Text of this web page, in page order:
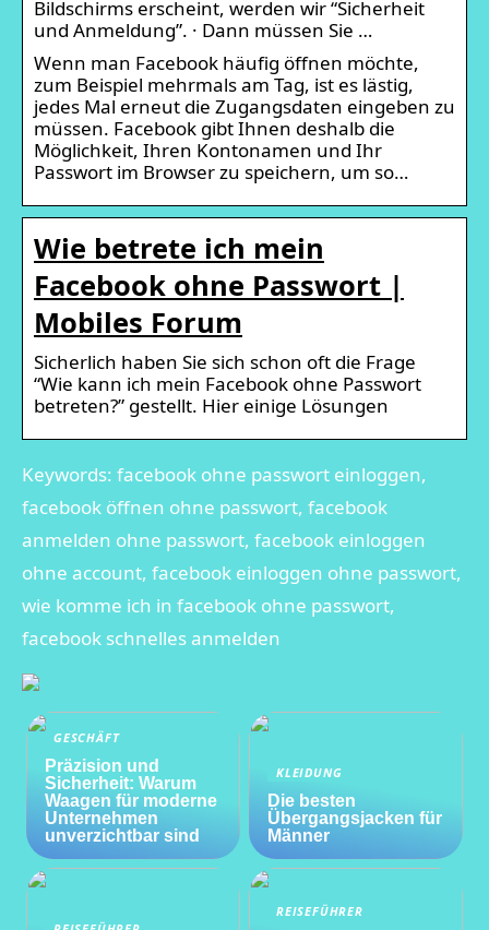
Bildschirms erscheint, werden wir “Sicherheit
und Anmeldung”. · Dann müssen Sie …
Wenn man Facebook häufig öffnen möchte,
zum Beispiel mehrmals am Tag, ist es lästig,
jedes Mal erneut die Zugangsdaten eingeben zu
müssen. Facebook gibt Ihnen deshalb die
Möglichkeit, Ihren Kontonamen und Ihr
Passwort im Browser zu speichern, um so…
Wie betrete ich mein
Facebook ohne Passwort |
Mobiles Forum
Sicherlich haben Sie sich schon oft die Frage
“Wie kann ich mein Facebook ohne Passwort
betreten?” gestellt. Hier einige Lösungen
Keywords: facebook ohne passwort einloggen,
facebook öffnen ohne passwort, facebook
anmelden ohne passwort, facebook einloggen
ohne account, facebook einloggen ohne passwort,
wie komme ich in facebook ohne passwort,
facebook schnelles anmelden
GESCHÄFT
Präzision und
Sicherheit: Warum
Waagen für moderne
Unternehmen
unverzichtbar sind
KLEIDUNG
Die besten
Übergangsjacken für
Männer
REISEFÜHRER